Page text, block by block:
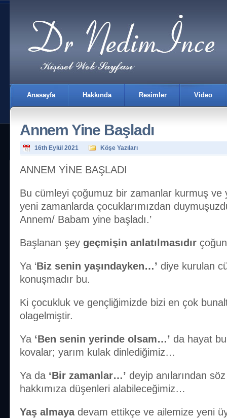
Anasayfa Hakkında Resimler Video
İletişim
Annem Yine Başladı
16th Eylül 2021 Köşe Yazıları
ANNEM YİNE BAŞLADI
Bu cümleyi çoğumuz bir zamanlar kurmuş ve
yeni zamanlarda çocuklarımızdan
Annem/ Babam yine başladı.’
Başlanan şey geçmişin anlatılmasıdır
Ya ‘Biz senin yaşındayken…’ diye kurulan
konuşmadır bu.
Ki çocukluk ve gençliğimizde bizi en çok
olagelmiştir.
Ya ‘Ben senin yerinde olsam…’ da hayat
kovalar; yarım kulak dinlediğimiz…
Ya da ‘Bir zamanlar…’ deyip anılarından
hakkımıza düşenleri alabileceğimiz…
Yaş almayadevam ettikçe ve ailemize yeni